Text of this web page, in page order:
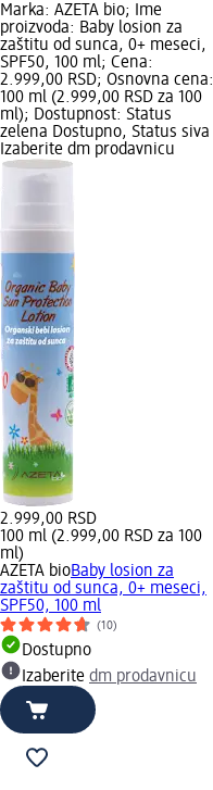
Marka: AZETA bio; Ime
proizvoda: Baby losion za
zaštitu od sunca, 0+ meseci,
SPF50, 100 ml; Cena:
2.999,00 RSD; Osnovna cena:
100 ml (2.999,00 RSD za 100
ml); Dostupnost: Status
zelena Dostupno, Status siva
Izaberite dm prodavnicu
2.999,00 RSD
100 ml (2.999,00 RSD za 100
ml)
AZETA bioBaby losion za
zaštitu od sunca, 0+ meseci,
SPF50, 100 ml
(10)
Dostupno
Izaberite dm prodavnicu